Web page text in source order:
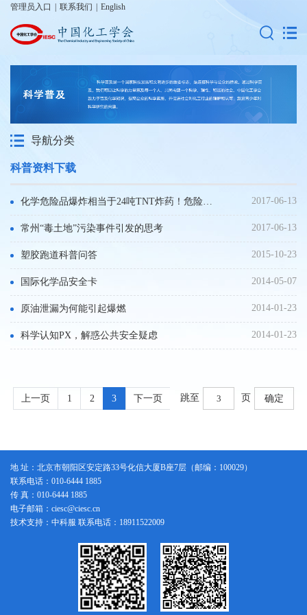
管理员入口 联系我们 English
导航分类
科普资料下载
化学危险品爆炸相当于24吨TNT炸药！危险品该如何存放？ 2017-06-13
常州“毒土地”污染事件引发的思考 2017-06-13
塑胶跑道科普问答 2015-10-23
国际化学品安全卡 2014-05-07
原油泄漏为何能引起爆燃 2014-01-23
科学认知PX，解惑公共安全疑虑 2014-01-23
上一页 1 2 3 下一页 跳至 页 确定
地 址：北京市朝阳区安定路33号化信大厦B座7层（邮编：100029）
联系电话：010-6444 1885
传 真：010-6444 1885
电子邮箱：ciesc@ciesc.cn
技术支持：中科服 联系电话：18911522009